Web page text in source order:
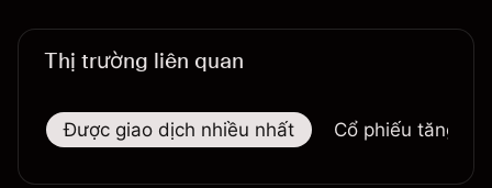
Thị trường liên quan
Được giao dịch nhiều nhất Cổ phiếu tăng